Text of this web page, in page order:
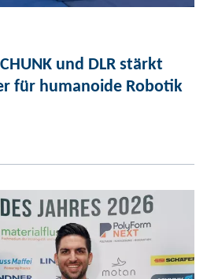
und DLR stärkt
für humanoide Robotik